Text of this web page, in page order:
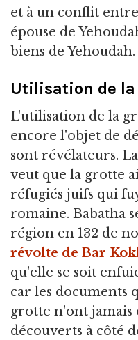
et à un conflit
épouse de
biens de Yehoudah.
Utilisation de
L'utilisation de la
encore l'objet de
sont révélateurs.
veut que la grotte
réfugiés juifs qui
romaine. Babatha
région en 132 de
révolte de Bar
qu'elle se soit
car les documents
grotte n'ont jamais
découverts à côté